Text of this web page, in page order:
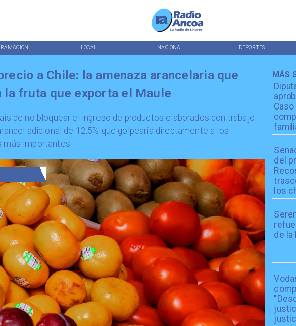
LOCAL NACIONAL DEPORTES
Caso
del
los
de la
MÁS
a Chile: la amenaza arancelaria que
la fruta que exporta el Maule
de no bloquear el ingreso de productos elaborados con trabajo
adicional de 12,5% que golpearía directamente a los
importantes.